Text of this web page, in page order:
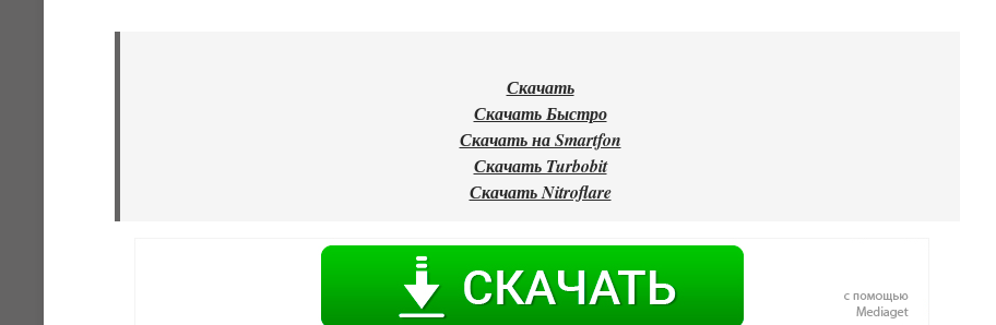
Скачать
Скачать Быстро
Скачать на Smartfon
Скачать Turbobit
Скачать Nitroflare